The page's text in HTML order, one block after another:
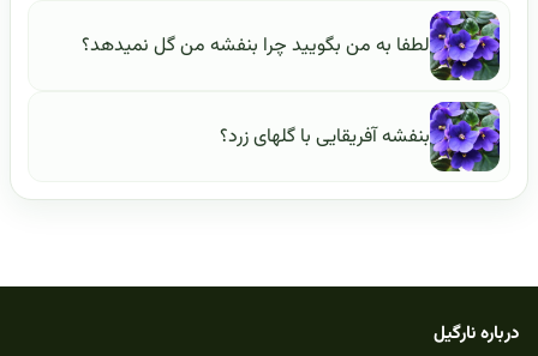
لطفا به من بگویید چرا بنفشه من گل نمیدهد؟
بنفشه آفریقایی با گلهای زرد؟
درباره نارگیل